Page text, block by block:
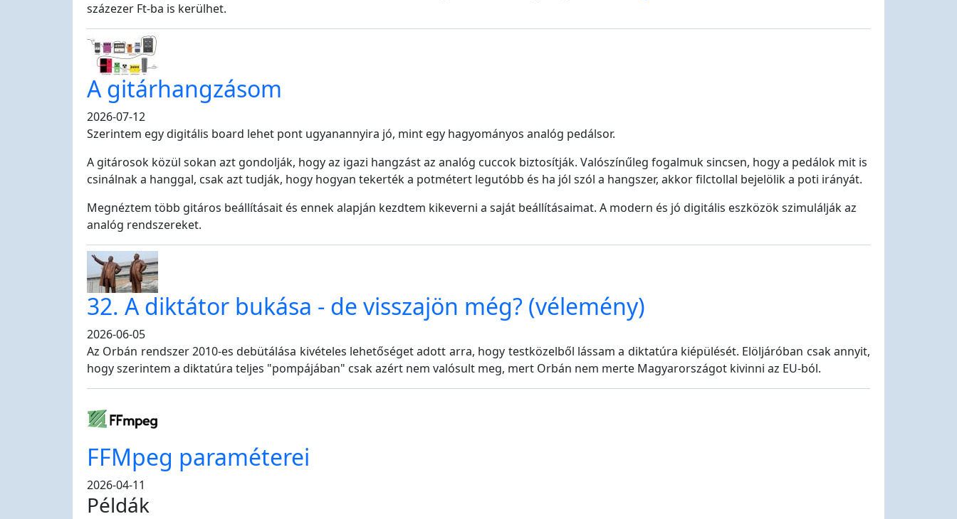
százezer Ft-ba is kerülhet.
A gitárhangzásom
2026-07-12
Szerintem egy digitális board lehet pont ugyanannyira jó, mint egy hagyományos analóg pedálsor.
A gitárosok közül sokan azt gondolják, hogy az igazi hangzást az analóg cuccok biztosítják. Valószínűleg fogalmuk sincsen, hogy a pedálok mit is
csinálnak a hanggal, csak azt tudják, hogy hogyan tekerték a potmétert legutóbb és ha jól szól a hangszer, akkor filctollal bejelölik a poti irányát.
Megnéztem több gitáros beállításait és ennek alapján kezdtem kikeverni a saját beállításaimat. A modern és jó digitális eszközök szimulálják az
analóg rendszereket.
32. A diktátor bukása - de visszajön még? (vélemény)
2026-06-05
Az Orbán rendszer 2010-es debütálása kivételes lehetőséget adott arra, hogy testközelből lássam a diktatúra kiépülését. Elöljáróban csak annyit,
hogy szerintem a diktatúra teljes "pompájában" csak azért nem valósult meg, mert Orbán nem merte Magyarországot kivinni az EU-ból.
FFMpeg paraméterei
2026-04-11
Példák